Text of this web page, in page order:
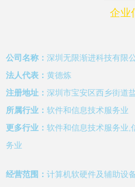
企业
公司名称： 深圳无限渐进科技有限
法人代表： 黄德炼
注册地址： 深圳市宝安区西乡街道
所属行业： 软件和信息技术服务业
更多行业： 软件和信息技术服务业,
务业
经营范围： 计算机软硬件及辅助设